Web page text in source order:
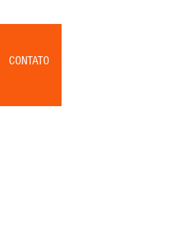
CONTATO